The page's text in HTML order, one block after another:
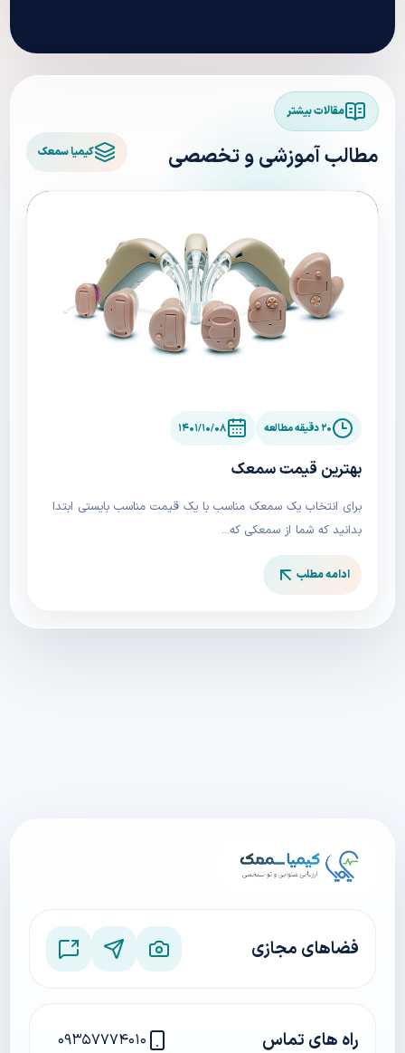
مقالات بیشتر
مطالب آموزشی و تخصصی کیمیا سمعک
۲۰ دقیقه مطالعه ۱۴۰۱/۱۰/۰۸
بهترین قیمت سمعک
برای انتخاب یک سمعک مناسب با یک قیمت مناسب بایستی ابتدا
بدانید که شما از سمعکی که...
ادامه مطلب
فضاهای مجازی
راه های تماس ۰۹۳۵۷۷۷۴۰۱۰